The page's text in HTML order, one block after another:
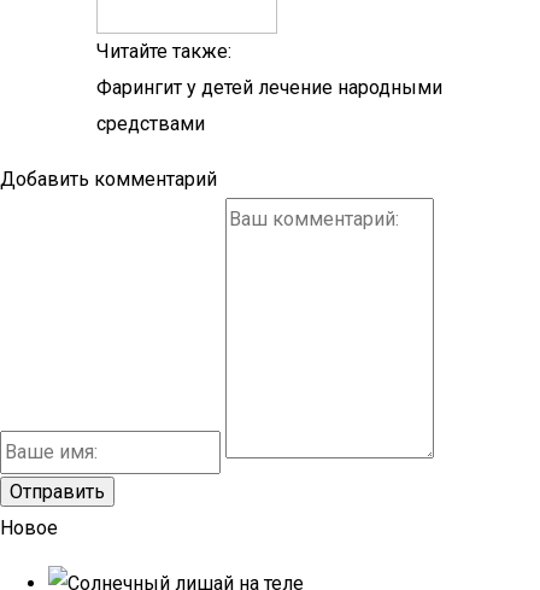
Читайте также:
Фарингит у детей лечение народными
средствами
Добавить комментарий
Новое